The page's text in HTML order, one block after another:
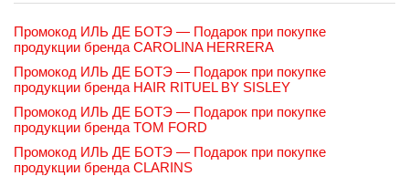
Промокод ИЛЬ ДЕ БОТЭ — Подарок при покупке
продукции бренда CAROLINA HERRERA
Промокод ИЛЬ ДЕ БОТЭ — Подарок при покупке
продукции бренда HAIR RITUEL BY SISLEY
Промокод ИЛЬ ДЕ БОТЭ — Подарок при покупке
продукции бренда TOM FORD
Промокод ИЛЬ ДЕ БОТЭ — Подарок при покупке
продукции бренда CLARINS